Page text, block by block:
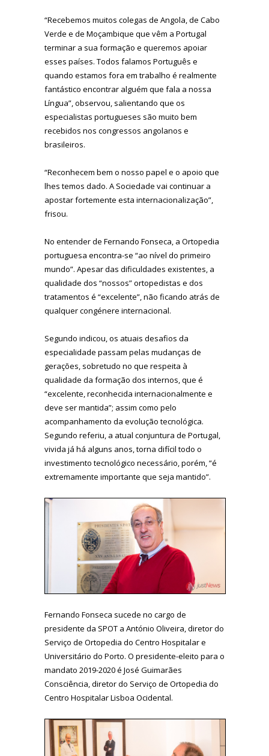
“Recebemos muitos colegas de Angola, de Cabo
Verde e de Moçambique que vêm a Portugal
terminar a sua formação e queremos apoiar
esses países. Todos falamos Português e
quando estamos fora em trabalho é realmente
fantástico encontrar alguém que fala a nossa
Língua”, observou, salientando que os
especialistas portugueses são muito bem
recebidos nos congressos angolanos e
brasileiros.
“Reconhecem bem o nosso papel e o apoio que
lhes temos dado. A Sociedade vai continuar a
apostar fortemente esta internacionalização”,
frisou.
No entender de Fernando Fonseca, a Ortopedia
portuguesa encontra-se “ao nível do primeiro
mundo”. Apesar das dificuldades existentes, a
qualidade dos “nossos” ortopedistas e dos
tratamentos é “excelente”, não ficando atrás de
qualquer congénere internacional.
Segundo indicou, os atuais desafios da
especialidade passam pelas mudanças de
gerações, sobretudo no que respeita à
qualidade da formação dos internos, que é
“excelente, reconhecida internacionalmente e
deve ser mantida”; assim como pelo
acompanhamento da evolução tecnológica.
Segundo referiu, a atual conjuntura de Portugal,
vivida já há alguns anos, torna difícil todo o
investimento tecnológico necessário, porém, “é
extremamente importante que seja mantido”.
Fernando Fonseca sucede no cargo de
presidente da SPOT a António Oliveira, diretor do
Serviço de Ortopedia do Centro Hospitalar e
Universitário do Porto. O presidente-eleito para o
mandato 2019-2020 é José Guimarães
Consciência, diretor do Serviço de Ortopedia do
Centro Hospitalar Lisboa Ocidental.